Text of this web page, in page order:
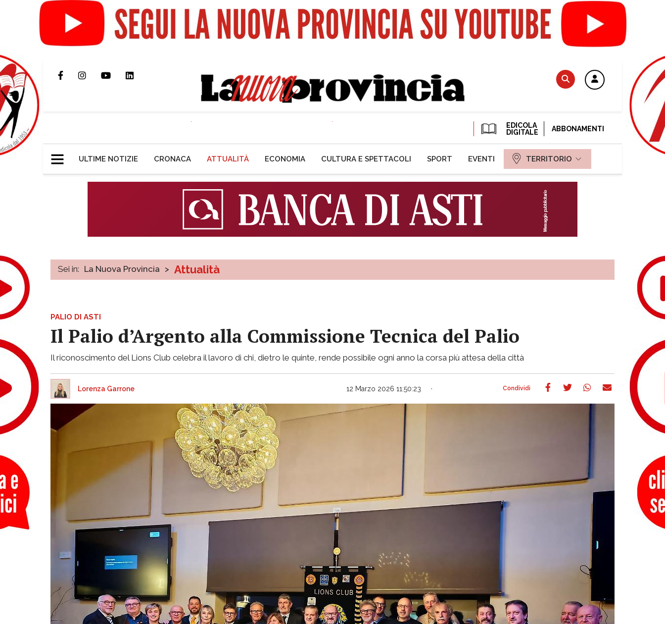
EDICOLA
DIGITALE
ABBONAMENTI
ULTIME NOTIZIE CRONACA ATTUALITÀ ECONOMIA CULTURA E SPETTACOLI SPORT EVENTI TERRITORIO
Sei in: La Nuova Provincia > Attualità
PALIO DI ASTI
Il Palio d’Argento alla Commissione Tecnica del Palio
Il riconoscimento del Lions Club celebra il lavoro di chi, dietro le quinte, rende possibile ogni anno la corsa più attesa della città
Lorenza Garrone 12 Marzo 2026 11:50:23